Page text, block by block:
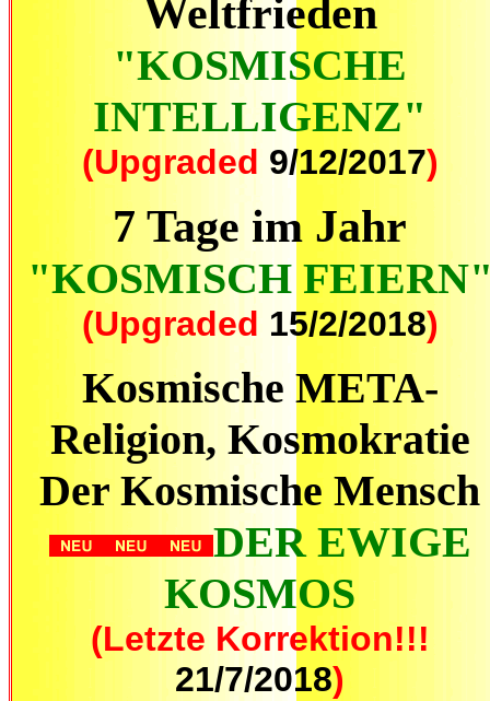
Weltfrieden
"KOSMISCHE
INTELLIGENZ"
(Upgraded 9/12/2017)
7 Tage im Jahr
"KOSMISCH
(Upgraded 15/2/2018)
Kosmische META-
Religion, Kosmokratie
Der Kosmische Mensch
DER EWIGE
KOSMOS
(Letzte Korrektion!!!
21/7/2018)